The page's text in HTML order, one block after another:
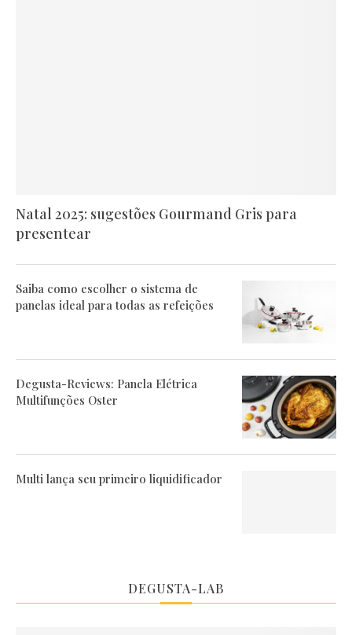
Natal 2025: sugestões Gourmand Gris para
presentear
Saiba como escolher o sistema de
panelas ideal para todas as refeições
Degusta-Reviews: Panela Elétrica
Multifunções Oster
Multi lança seu primeiro liquidificador
DEGUSTA-LAB